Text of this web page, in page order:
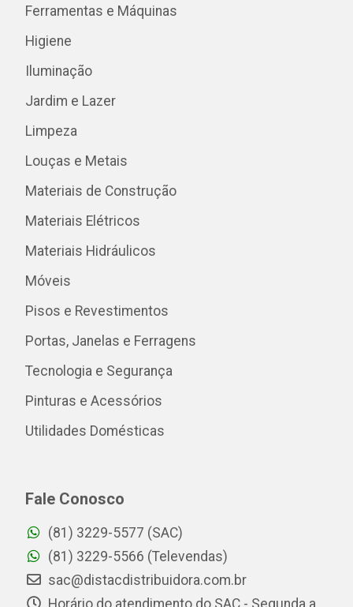
Ferramentas e Máquinas
Higiene
Iluminação
Jardim e Lazer
Limpeza
Louças e Metais
Materiais de Construção
Materiais Elétricos
Materiais Hidráulicos
Móveis
Pisos e Revestimentos
Portas, Janelas e Ferragens
Tecnologia e Segurança
Pinturas e Acessórios
Utilidades Domésticas
Fale Conosco
(81) 3229-5577 (SAC)
(81) 3229-5566 (Televendas)
sac@distacdistribuidora.com.br
Horário do atendimento do SAC - Segunda a